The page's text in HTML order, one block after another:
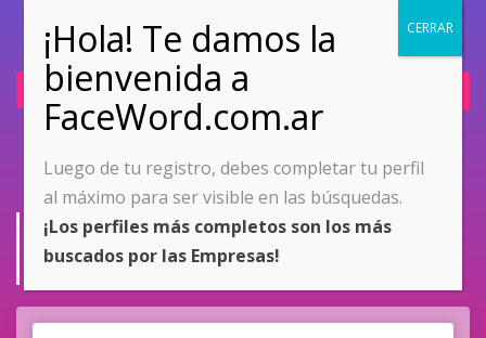
Ingresar
Business
Luego de tu registro, debes completar tu perfil
al máximo para ser visible en las búsquedas.
¡Los perfiles más completos son los más
buscados por las Empresas!